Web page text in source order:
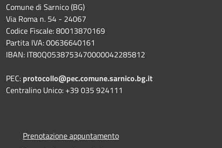
Comune di Sarnico (BG)
Via Roma n. 54 - 24067
Codice Fiscale: 80013870169
Partita IVA: 00636640161
IBAN: IT80Q0538753470000042285812
PEC: protocollo@pec.comune.sarnico.bg.it
Centralino Unico: +39 035 924111
Prenotazione appuntamento